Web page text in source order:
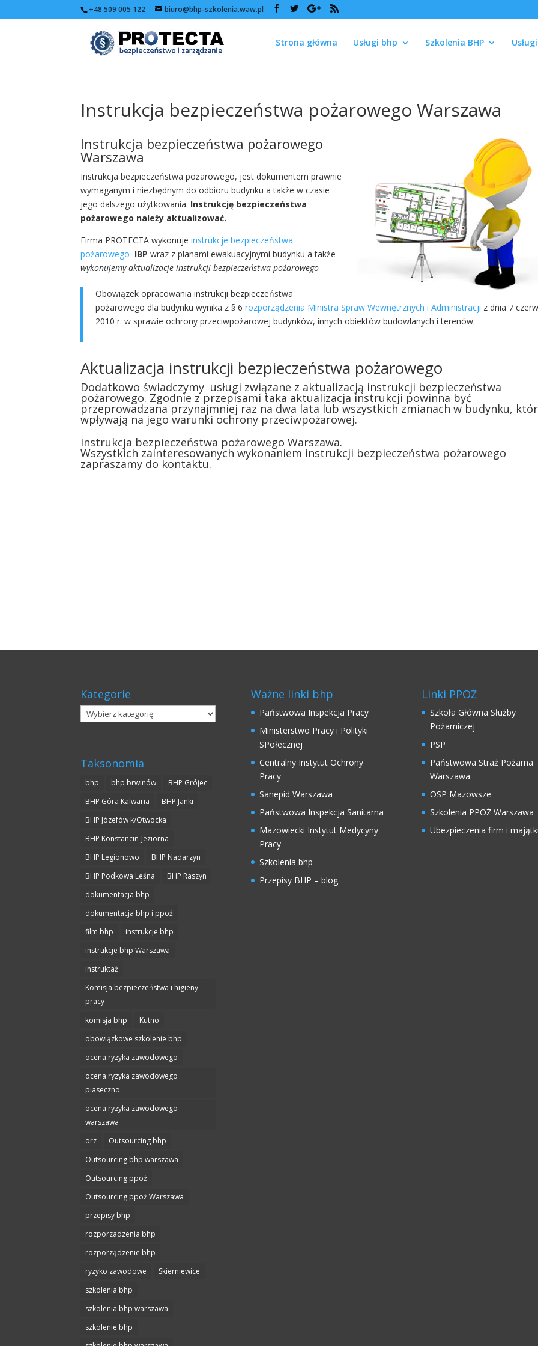
+48 509 005 122 biuro@bhp-szkolenia.waw.pl
Strona główna Usługi bhp Szkolenia BHP
Instrukcja bezpieczeństwa pożarowego Warszawa
Instrukcja bezpieczeństwa pożarowego
Warszawa
Instrukcja bezpieczeństwa pożarowego, jest dokumentem prawnie
wymaganym i niezbędnym do odbioru budynku a także w czasie
jego dalszego użytkowania. Instrukcję bezpieczeństwa
pożarowego należy aktualizować.
Firma PROTECTA wykonujeinstrukcje bezpieczeństwa
pożarowego IBP wraz z planami ewakuacyjnymi budynku a także
wykonujemy aktualizacje instrukcji bezpieczeństwa pożarowego
Obowiązek opracowania instrukcji bezpieczeństwa
pożarowego dla budynku wynika z § 6rozporządzenia Ministra Spraw Wewnętrznych i Administracji z dnia 7
2010 r. w sprawie ochrony przeciwpożarowej budynków, innych obiektów budowlanych i terenów.
Aktualizacja instrukcji bezpieczeństwa pożarowego
Dodatkowo świadczymy usługi związane z aktualizacją instrukcji bezpieczeństwa
pożarowego. Zgodnie z przepisami taka aktualizacja instrukcji powinna być
przeprowadzana przynajmniej raz na dwa lata lub wszystkich zmianach w budynku,
wpływają na jego warunki ochrony przeciwpożarowej.
Instrukcja bezpieczeństwa pożarowego Warszawa.
Wszystkich zainteresowanych wykonaniem instrukcji bezpieczeństwa pożarowego
zapraszamy do kontaktu.
Kategorie
Kategorie
Taksonomia
bhp bhp brwinów
BHP Grójec
BHP Góra Kalwaria
BHP Janki
BHP Józefów k/Otwocka
BHP Konstancin-Jeziorna
BHP Legionowo
BHP Nadarzyn
BHP Podkowa Leśna
BHP Raszyn
dokumentacja bhp
dokumentacja bhp i ppoż
film bhp
instrukcje bhp
instrukcje bhp Warszawa
instruktaż
Komisja bezpieczeństwa i higieny
pracy
komisja bhp
Kutno
obowiązkowe szkolenie bhp
ocena ryzyka zawodowego
ocena ryzyka zawodowego
piaseczno
ocena ryzyka zawodowego
warszawa
orz
Outsourcing bhp
Outsourcing bhp warszawa
Outsourcing ppoż
Outsourcing ppoż Warszawa
przepisy bhp
rozporzadzenia bhp
rozporządzenie bhp
ryzyko zawodowe
Skierniewice
szkolenia bhp
szkolenia bhp warszawa
szkolenie bhp
Ważne linki bhp
Państwowa Inspekcja Pracy
Ministerstwo Pracy i Polityki
SPołecznej
Centralny Instytut Ochrony
Pracy
Sanepid Warszawa
Państwowa Inspekcja Sanitarna
Mazowiecki Instytut Medycyny
Pracy
Szkolenia bhp
Przepisy BHP – blog
Linki PPOŻ
Szkoła Główna Służby
Pożarniczej
PSP
Państwowa Straż Pożarna
Warszawa
OSP Mazowsze
Szkolenia PPOŻ Warszawa
Ubezpieczenia firm i